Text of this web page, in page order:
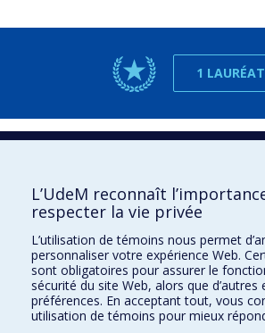
1 LAURÉAT
SECRÉTAIRE GÉNÉRAL DES NATIONS
Conseil consultatif
(ONU)
Le Secrétaire général des Nations unies a
L’UdeM reconnaît
respecter la vie privée
L’utilisation de témoins nous permet
personnaliser votre expérience Web.
sont obligatoires pour assurer le
sécurité du site Web, alors que d’autres
préférences. En acceptant tout, vous
utilisation de témoins pour mieux